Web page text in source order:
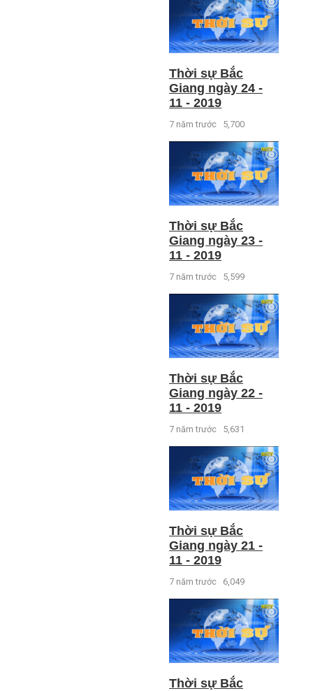
Thời sự Bắc
Giang ngày 24 -
11 - 2019
7 năm trước 5,700
Thời sự Bắc
Giang ngày 23 -
11 - 2019
7 năm trước 5,599
Thời sự Bắc
Giang ngày 22 -
11 - 2019
7 năm trước 5,631
Thời sự Bắc
Giang ngày 21 -
11 - 2019
7 năm trước 6,049
Thời sự Bắc